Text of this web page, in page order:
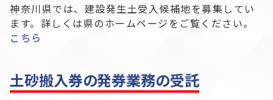
神奈川県では、建設発生土受入候補地を募集してい
ます。詳しくは県のホームページをご覧ください。
こちら
土砂搬入券の発券業務の受託